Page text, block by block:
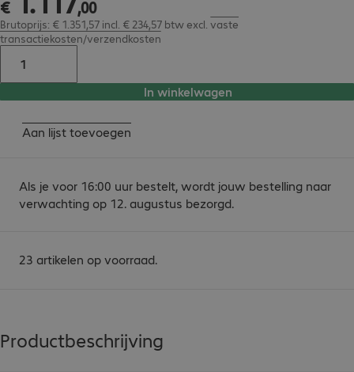
€ ,00
Brutoprijs: € 1.351,57 incl. € 234,57 btw excl. vaste
transactiekosten/verzendkosten
In winkelwagen
Aan lijst toevoegen
Als je voor 16:00 uur bestelt, wordt jouw bestelling naar
verwachting op 12. augustus bezorgd.
23 artikelen op voorraad.
Productbeschrijving